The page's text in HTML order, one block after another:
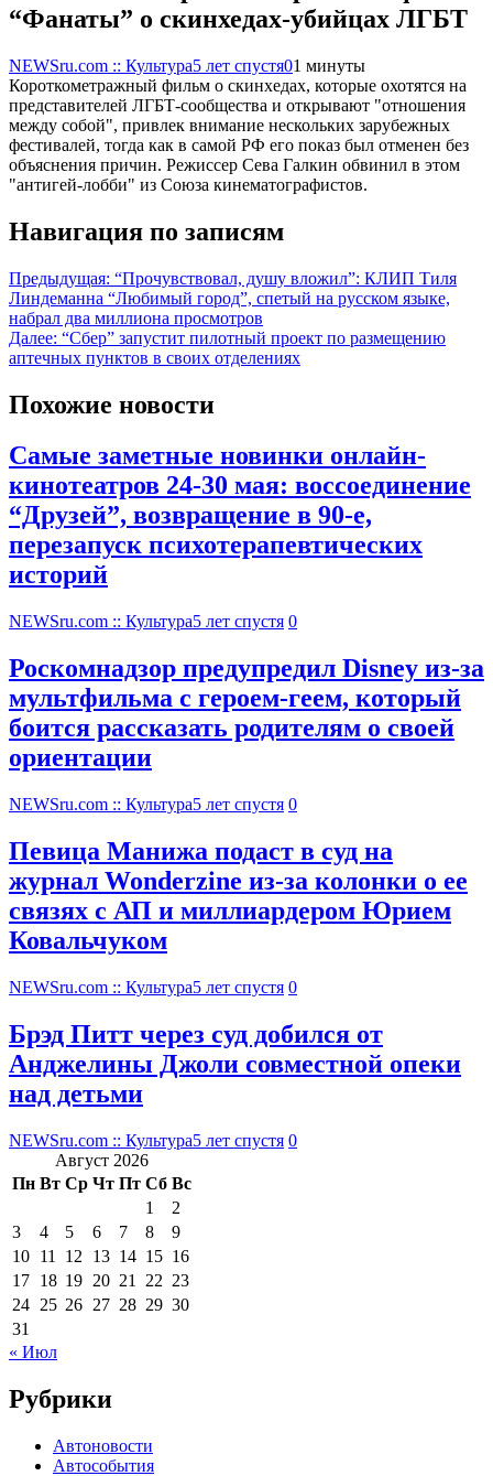
“Фанаты” о скинхедах-убийцах ЛГБТ
NEWSru.com :: Культура5 лет спустя01 минуты
Короткометражный фильм о скинхедах, которые охотятся на
представителей ЛГБТ-сообщества и открывают "отношения
между собой", привлек внимание нескольких зарубежных
фестивалей, тогда как в самой РФ его показ был отменен без
объяснения причин. Режиссер Сева Галкин обвинил в этом
"антигей-лобби" из Союза кинематографистов.
Навигация по записям
Предыдущая: “Прочувствовал, душу вложил”: КЛИП Тиля
Линдеманна “Любимый город”, спетый на русском языке,
набрал два миллиона просмотров
Далее: “Сбер” запустит пилотный проект по размещению
аптечных пунктов в своих отделениях
Похожие новости
Самые заметные новинки онлайн-
кинотеатров 24-30 мая: воссоединение
“Друзей”, возвращение в 90-е,
перезапуск психотерапевтических
историй
NEWSru.com :: Культура5 лет спустя 0
Роскомнадзор предупредил Disney из-за
мультфильма c героем-геем, который
боится рассказать родителям о своей
ориентации
NEWSru.com :: Культура5 лет спустя 0
Певица Манижа подаст в суд на
журнал Wonderzine из-за колонки о ее
связях с АП и миллиардером Юрием
Ковальчуком
NEWSru.com :: Культура5 лет спустя 0
Брэд Питт через суд добился от
Анджелины Джоли совместной опеки
над детьми
NEWSru.com :: Культура5 лет спустя 0
Август 2026
Пн Вт Ср Чт Пт Сб Вс
1
2
3
4 5 6 7 8
9
10 11 12 13 14 15 16
17 18 19 20 21 22 23
24 25 26 27 28 29 30
31
« Июл
Рубрики
Автоновости
Автособытия